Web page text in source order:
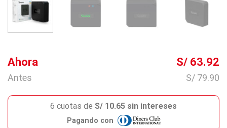
Ahora S/ 63.92
Antes S/ 79.90
6 cuotas de S/ 10.65 sin intereses
Pagando con